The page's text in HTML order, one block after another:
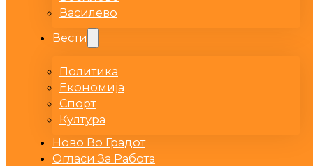
Василево
Вести
Политика
Економија
Спорт
Култура
Ново Во Градот
Огласи За Работа